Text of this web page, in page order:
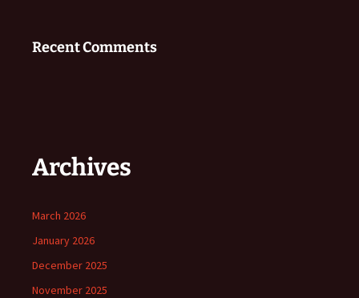
Recent Comments
Archives
March 2026
January 2026
December 2025
November 2025